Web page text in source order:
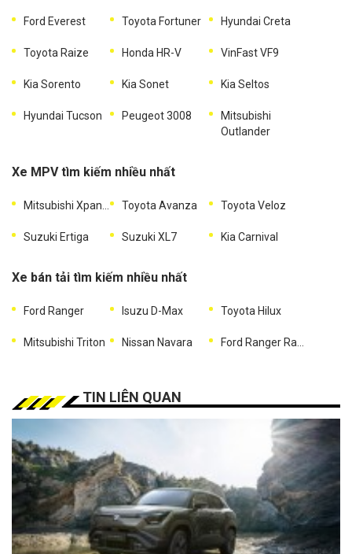
Ford Everest Toyota Fortuner Hyundai Creta
Toyota Raize Honda HR-V VinFast VF9
Kia Sorento Kia Sonet Kia Seltos
Hyundai Tucson Peugeot 3008
Mitsubishi
Outlander
Xe MPV tìm kiếm nhiều nhất
Toyota Avanza Toyota Veloz
Suzuki Ertiga Suzuki XL7 Kia Carnival
Xe bán tải tìm kiếm nhiều nhất
Ford Ranger Isuzu D-Max Toyota Hilux
Mitsubishi Triton Nissan Navara
TIN LIÊN QUAN